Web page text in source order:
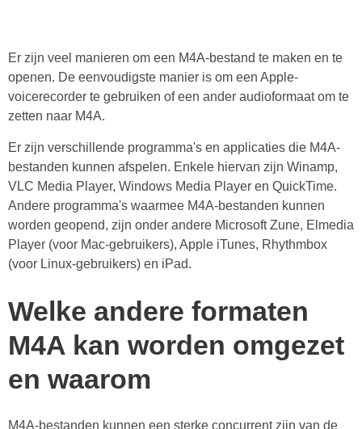
Er zijn veel manieren om een M4A-bestand te maken en te
openen. De eenvoudigste manier is om een Apple-
voicerecorder te gebruiken of een ander audioformaat om te
zetten naar M4A.
Er zijn verschillende programma's en applicaties die M4A-
bestanden kunnen afspelen. Enkele hiervan zijn Winamp,
VLC Media Player, Windows Media Player en QuickTime.
Andere programma's waarmee M4A-bestanden kunnen
worden geopend, zijn onder andere Microsoft Zune, Elmedia
Player (voor Mac-gebruikers), Apple iTunes, Rhythmbox
(voor Linux-gebruikers) en iPad.
Welke andere formaten
M4A kan worden omgezet
en waarom
M4A-bestanden kunnen een sterke concurrent zijn van de